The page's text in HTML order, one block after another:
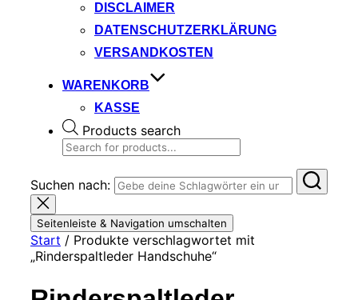
DISCLAIMER
DATENSCHUTZERKLÄRUNG
VERSANDKOSTEN
WARENKORB
KASSE
Products search
Suchen nach:
Seitenleiste & Navigation umschalten
Start / Produkte verschlagwortet mit
„Rinderspaltleder Handschuhe“